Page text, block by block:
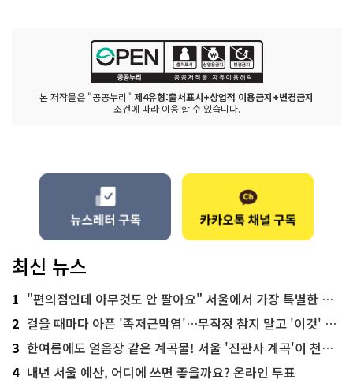
본 저작물은 "공공누리" 제4유형:출처표시+상업적 이용금지+변경금지
조건에 따라 이용 할 수 있습니다.
최신 뉴스
1 "편의점인데 아무것도 안 팔아요" 서울에서 가장 특별한 편의점의 정체
2 걸을 때마다 아픈 '족저근막염'…무작정 참지 말고 '이것' 해보세요!
3 한여름에도 얼음장 같은 계곡물! 서울 '진관사 계곡'이 천국이네~
4 내년 서울 예산, 어디에 쓰면 좋을까요? 온라인 투표